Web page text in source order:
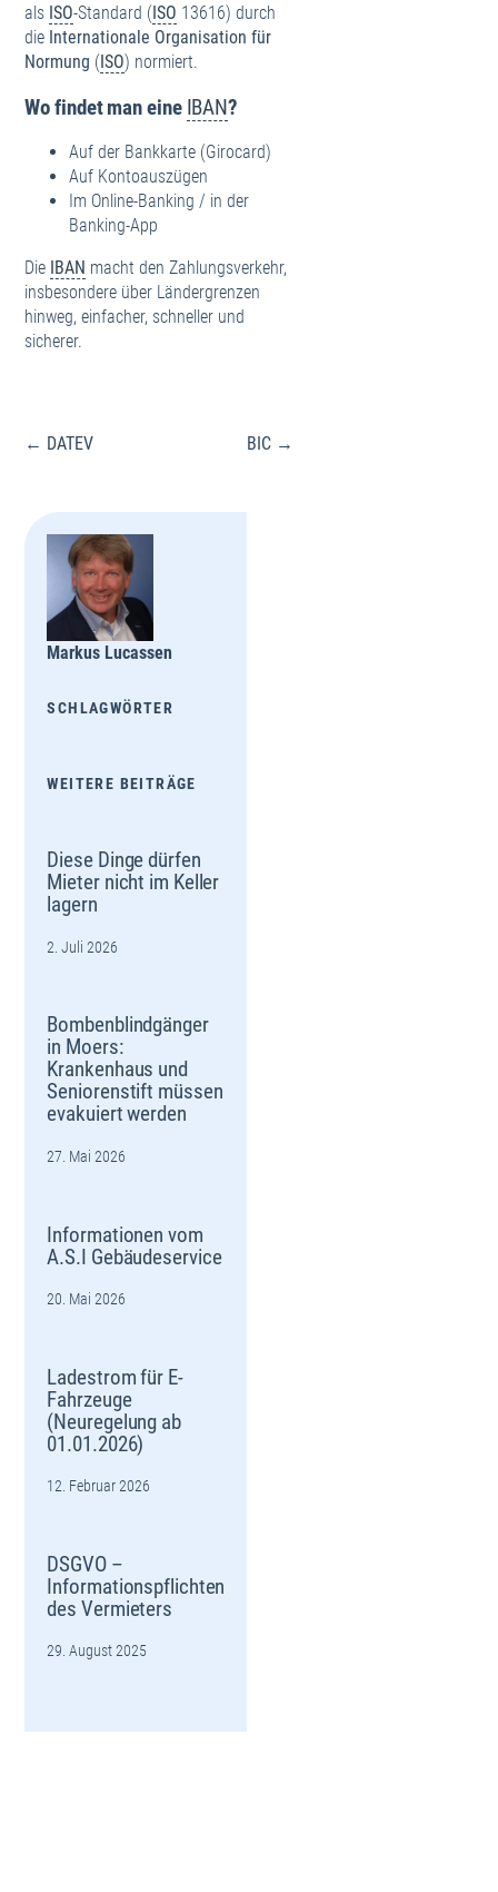
als ISO-Standard (ISO 13616) durch
die Internationale Organisation für
Normung (ISO) normiert.
Wo findet man eine IBAN?
Auf der Bankkarte (Girocard)
Auf Kontoauszügen
Im Online-Banking / in der
Banking-App
Die IBAN macht den Zahlungsverkehr,
insbesondere über Ländergrenzen
hinweg, einfacher, schneller und
sicherer.
Beitragsnavigation
← DATEV BIC →
Markus Lucassen
SCHLAGWÖRTER
WEITERE BEITRÄGE
Diese Dinge dürfen
Mieter nicht im Keller
lagern
2. Juli 2026
Bombenblindgänger
in Moers:
Krankenhaus und
Seniorenstift müssen
evakuiert werden
27. Mai 2026
Informationen vom
A.S.I Gebäudeservice
20. Mai 2026
Ladestrom für E-
Fahrzeuge
(Neuregelung ab
01.01.2026)
12. Februar 2026
DSGVO –
Informationspflichten
des Vermieters
29. August 2025